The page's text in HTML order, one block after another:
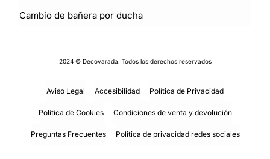
Cambio de bañera por ducha
Aviso Legal Accesibilidad Política de Privacidad
Política de Cookies Condiciones de venta y devolución
Preguntas Frecuentes Politica de privacidad redes sociales
2024 © Decovarada. Todos los derechos reservados